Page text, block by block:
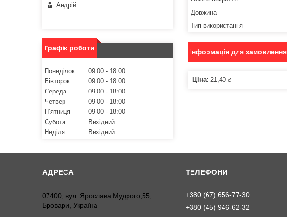
Довжина
Тип використання
Інформація для замовлення
Ціна: 21,40 ₴
Андрій
Графік роботи
Понеділок 09:00
18:00
Вівторок
09:00
18:00
Середа
09:00
18:00
Четвер
09:00
18:00
Пʼятниця
09:00
18:00
Субота
Вихідний
Неділя
Вихідний
07400, вул. Ярослава Мудрого,55,
Бровари, Україна
+380 (67) 656-77-30
+380 (45) 946-62-32